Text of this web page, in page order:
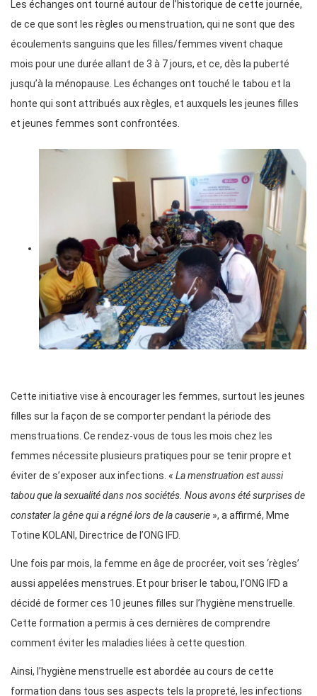
Les échanges ont tourné autour de l’historique de cette journée,
de ce que sont les règles ou menstruation, qui ne sont que des
écoulements sanguins que les filles/femmes vivent chaque
mois pour une durée allant de 3 à 7 jours, et ce, dès la puberté
jusqu’à la ménopause. Les échanges ont touché le tabou et la
honte qui sont attribués aux règles, et auxquels les jeunes filles
et jeunes femmes sont confrontées.
Cette initiative vise à encourager les femmes, surtout les jeunes
filles sur la façon de se comporter pendant la période des
menstruations. Ce rendez-vous de tous les mois chez les
femmes nécessite plusieurs pratiques pour se tenir propre et
éviter de s’exposer aux infections. « La menstruation est aussi
tabou que la sexualité dans nos sociétés. Nous avons été surprises de
constater la gêne qui a régné lors de la causerie », a affirmé, Mme
Totine KOLANI, Directrice de l’ONG IFD.
Une fois par mois, la femme en âge de procréer, voit ses ‘règles’
aussi appelées menstrues. Et pour briser le tabou, l’ONG IFD a
décidé de former ces 10 jeunes filles sur l’hygiène menstruelle.
Cette formation a permis à ces dernières de comprendre
comment éviter les maladies liées à cette question.
Ainsi, l’hygiène menstruelle est abordée au cours de cette
formation dans tous ses aspects tels la propreté, les infections